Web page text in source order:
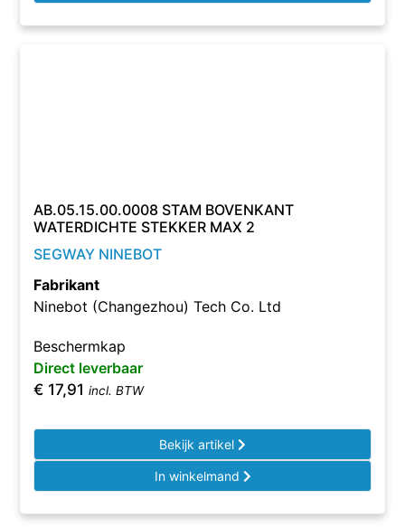
AB.05.15.00.0008 STAM BOVENKANT
WATERDICHTE STEKKER MAX 2
SEGWAY NINEBOT
Fabrikant
Ninebot (Changezhou) Tech Co. Ltd
Beschermkap
Direct leverbaar
€ 17,91 incl. BTW
Bekijk artikel
In winkelmand